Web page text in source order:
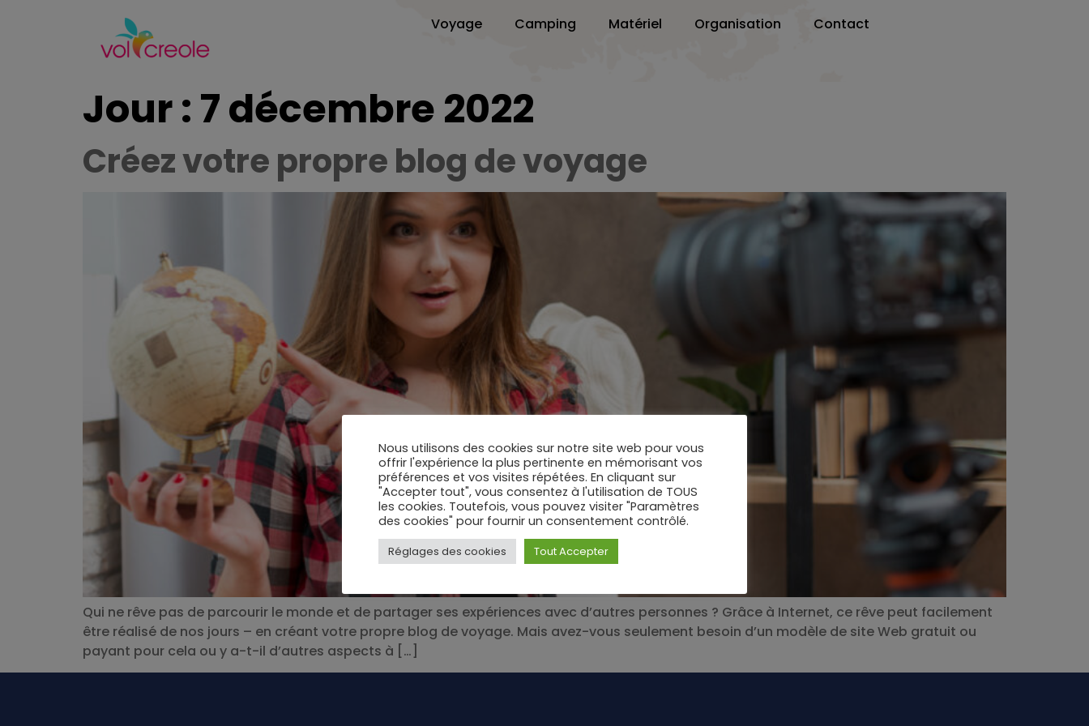
Voyage Camping Matériel Organisation Contact
Jour :7 décembre 2022
Créez votre propre blog de voyage
Qui ne rêve pas de parcourir le monde et de partager ses expériences avec d’autres personnes ? Grâce à Internet, ce rêve peut facilement
être réalisé de nos jours – en créant votre propre blog de voyage. Mais avez-vous seulement besoin d’un modèle de site Web gratuit ou
payant pour cela ou y a-t-il d’autres aspects à […]
Nous utilisons des cookies sur notre site web pour vous
offrir l'expérience la plus pertinente en mémorisant vos
préférences et vos visites répétées. En cliquant sur
"Accepter tout", vous consentez à l'utilisation de TOUS
les cookies. Toutefois, vous pouvez visiter "Paramètres
des cookies" pour fournir un consentement contrôlé.
Réglages des cookies Tout Accepter